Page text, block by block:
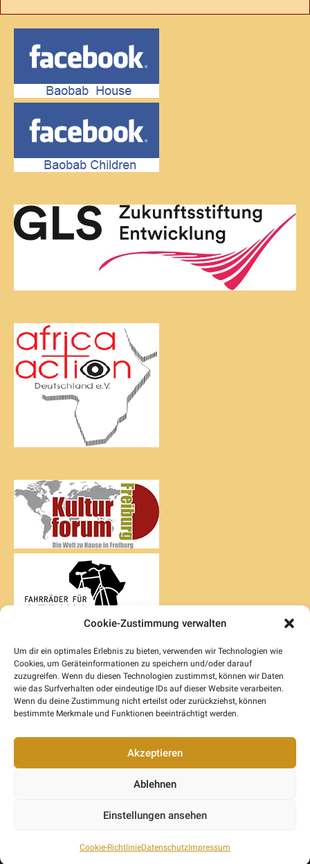
Cookie-Zustimmung verwalten
Um dir ein optimales Erlebnis zu bieten, verwenden wir Technologien wie
Cookies, um Geräteinformationen zu speichern und/oder darauf
zuzugreifen. Wenn du diesen Technologien zustimmst, können wir Daten
wie das Surfverhalten oder eindeutige IDs auf dieser Website verarbeiten.
Wenn du deine Zustimmung nicht erteilst oder zurückziehst, können
bestimmte Merkmale und Funktionen beeinträchtigt werden.
Akzeptieren
Ablehnen
Einstellungen ansehen
Cookie-RichtlinieDatenschutzImpressum
Impressum Datenschutz
© 2026 Baobab Children-Foundation